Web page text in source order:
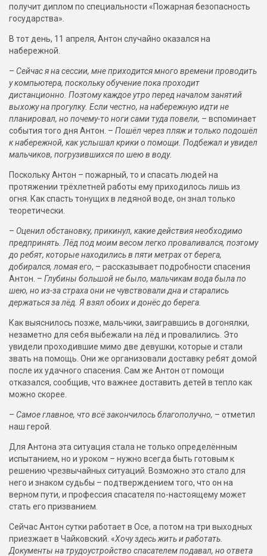
получит диплом по специальности «Пожарная безопасность
государства».
В тот день, 11 апреля, Антон случайно оказался на
набережной.
– Сейчас я на сессии, мне приходится много времени проводить
у компьютера, поскольку обучение пока проходит
дистанционно. Поэтому каждое утро перед началом занятий
выхожу на прогулку. Если честно, на набережную идти не
планировал, но почему-то ноги сами туда повели, – вспоминает
события того дня Антон. – Пошёл через пляж и только подошёл
к набережной, как услышал крики о помощи. Подбежал и увидел
мальчиков, погрузившихся по шею в воду.
Поскольку Антон – пожарный, то и спасать людей на
протяжении трёхлетней работы ему приходилось лишь из
огня. Как спасть тонущих в ледяной воде, он знал только
теоретически.
– Оценил обстановку, прикинул, какие действия необходимо
предпринять. Лёд под моим весом легко проваливался, поэтому
до ребят, которые находились в пяти метрах от берега,
добирался, ломая его, – рассказывает подробности спасения
Антон. – Глубины большой не было, мальчикам вода была по
шею, но из-за страха они не чувствовали дна и старались
держаться за лёд. Я взял обоих и донёс до берега.
Как выяснилось позже, мальчики, заигравшись в догонялки,
незаметно для себя выбежали на лёд и провалились. Это
увидели проходившие мимо две девушки, которые и стали
звать на помощь. Они же организовали доставку ребят домой
после их удачного спасения. Сам же Антон от помощи
отказался, сообщив, что важнее доставить детей в тепло как
можно скорее.
– Самое главное, что всё закончилось благополучно, – отметил
наш герой.
Для Антона эта ситуация стала не только определённым
испытанием, но и уроком – нужно всегда быть готовым к
решению чрезвычайных ситуаций. Возможно это стало для
него и знаком судьбы – подтверждением того, что он на
верном пути, и профессия спасателя по-настоящему может
стать его призванием.
Сейчас Антон сутки работает в Осе, а потом на три выходных
приезжает в Чайковский. «Хочу здесь жить и работать.
Документы на трудоустройство спасателем подавал, но ответа